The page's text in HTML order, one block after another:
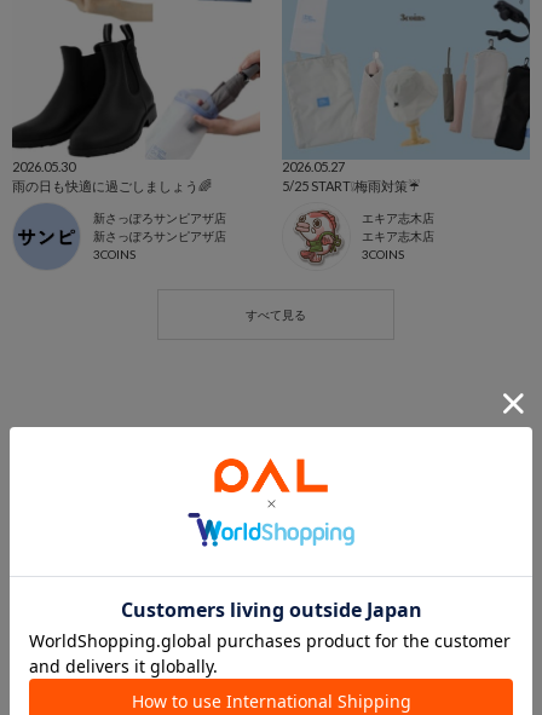
2026.05.30
雨の日も快適に過ごしましょう🌈
新さっぽろサンピアザ店
新さっぽろサンピアザ店
3COINS
2026.05.27
5/25 START❕梅雨対策☔️
エキア志木店
エキア志木店
3COINS
5％OFFクーポン 5％OFFクーポン
3COINS
TIME SALE